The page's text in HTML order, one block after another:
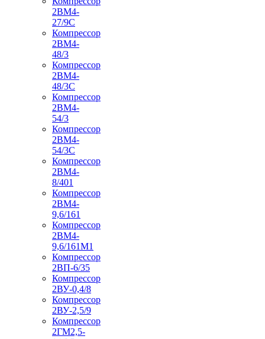
2ВМ4-
27/9С
Компрессор
2ВМ4-
48/3
Компрессор
2ВМ4-
48/3С
Компрессор
2ВМ4-
54/3
Компрессор
2ВМ4-
54/3С
Компрессор
2ВМ4-
8/401
Компрессор
2ВМ4-
9,6/161
Компрессор
2ВМ4-
9,6/161М1
Компрессор
2ВП-6/35
Компрессор
2ВУ-0,4/8
Компрессор
2ВУ-2,5/9
Компрессор
2ГМ2,5-